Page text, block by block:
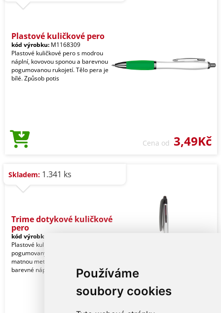
Používáme
soubory cookies
Plastové kuličkové pero
kód výrobku: M1168309
Plastové kuličkové pero s modrou
náplní, kovovou sponou a barevnou
pogumovanou rukojetí. Tělo pera je
bílé. Způsob potis
Cena od 3,49Kč
Skladem: 1.341 ks
Trime dotykové kuličkové
pero
kód výrobku:
Plastové kuličkové a dotykové pero s
pogumovaným úchopem a tělem s
matnou metalickou úpravou. Tři
barevné náplně: modrá,